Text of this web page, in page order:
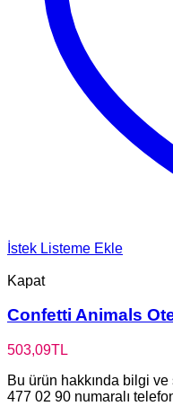
İstek Listeme Ekle
Kapat
Confetti Animals
503,09TL
Bu ürün hakkında bilgi
477 02 90 numaralı